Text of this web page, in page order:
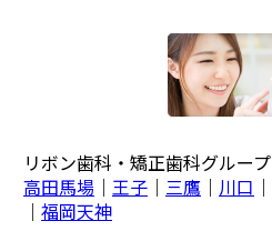
リボン歯科・矯正歯科グループ
高田馬場 ｜ 王子 ｜ 三鷹 ｜ 川口 ｜
｜ 福岡天神